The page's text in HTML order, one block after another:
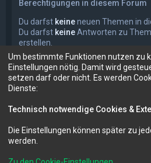
Berechtigungen in diesem Forum
Du darfst keineneuen Themen in
Du darfst keineAntworten zu
erstellen.
Du darfst deine Beiträge in diesem
Du darfst deine Beiträge in diesem
Du darfstkeineDateianhänge in
Forum für Audio und Video
Um bestimmte Funktionen nutzen zu
Einstellungen nötig. Damit wird
setzen darf oder nicht. Es werden
Dienste:
Technisch notwendige Cookies &
Die Einstellungen können später zu
werden.